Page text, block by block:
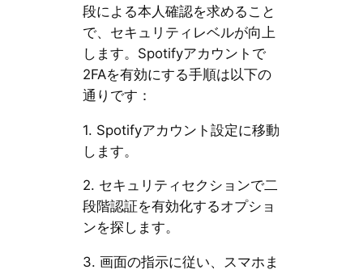
段による本人確認を求めること
で、セキュリティレベルが向上
します。Spotifyアカウントで
2FAを有効にする手順は以下の
通りです：
1. Spotifyアカウント設定に移動
します。
2. セキュリティセクションで二
段階認証を有効化するオプショ
ンを探します。
3. 画面の指示に従い、スマホま